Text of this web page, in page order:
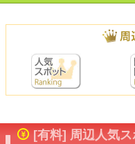
[有料] 周辺人気